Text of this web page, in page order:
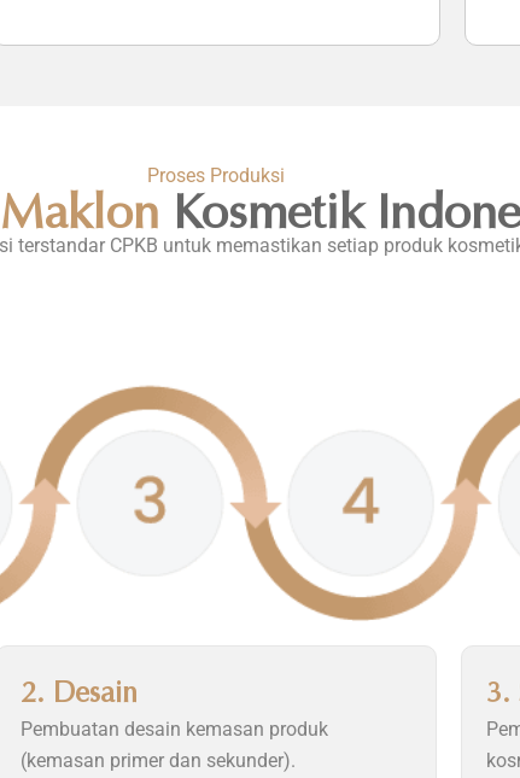
Proses Produksi
Maklon Kosmetik
terstandar CPKB untuk memastikan setiap produk
2. Desain
Pembuatan desain kemasan produk
(kemasan primer dan sekunder).
3.